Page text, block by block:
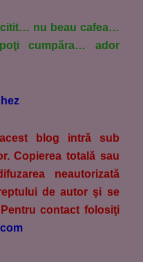
citit… nu beau cafea…
cumpăra… ador
blog intră sub
Copierea totală sau
neautorizată
de autor şi se
contact folosiţi